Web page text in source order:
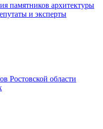
памятников архитектуры
и эксперты
Ростовской области